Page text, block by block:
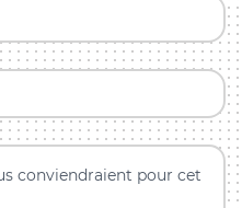
conviendraient pour cet